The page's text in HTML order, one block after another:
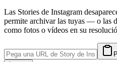
Las Stories de Instagram
permite archivar las tuyas — o
como fotos o vídeos en su